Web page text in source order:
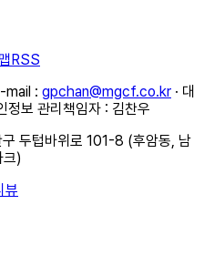
RSS
mail : gpchan@mgcf.co.kr · 대
보 관리책임자 : 김찬우
두텁바위로 101-8 (후암동, 남
크)
뷰